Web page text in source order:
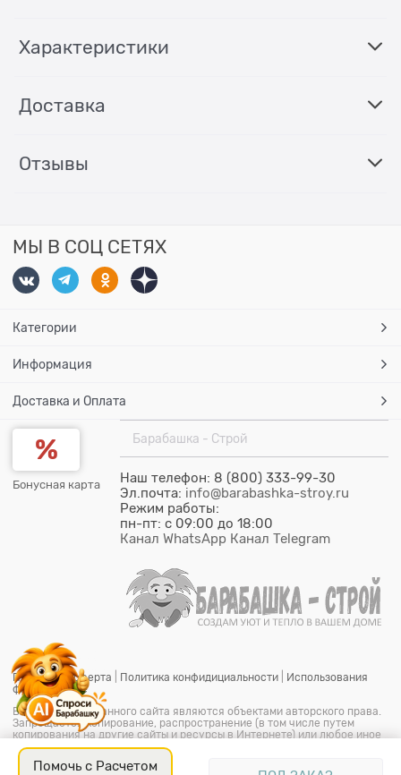
Помочь с Расчетом
Характеристики
Доставка
Отзывы
МЫ В СОЦ СЕТЯХ
Категории
Информация
Доставка и Оплата
Бонусная карта
Барабашка - Строй
Наш телефон: 8 (800) 333-99-30
Эл.почта: info@barabashka-stroy.ru
Режим работы:
пн-пт: c 09:00 до 18:00
Канал WhatsApp Канал Telegram
Публичная оферта Политика конфидициальности
Использования
файлов cookie
Все материалы данного сайта являются объектами авторского права.
Запрещается копирование, распространение (в том числе путем
копирования на другие сайты и ресурсы в Интернете) или любое иное
использование информации и объектов без предварительного
согласия правообладателя.
© ООО "Барабашка-Строй"2026. Барабашка - Строй является